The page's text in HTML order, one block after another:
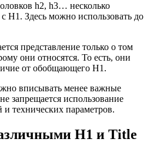
h2, h3… несколько
H1. Здесь можно использовать до
представление только о том
они относятся. То есть, они
от обобщающего H1.
вписывать менее важные
запрещается использование
технических параметров.
H1 и Title